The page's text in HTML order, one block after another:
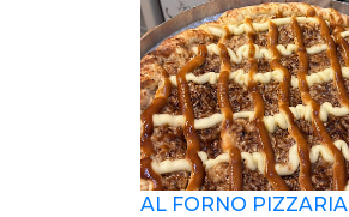
AL FORNO PIZZARIA